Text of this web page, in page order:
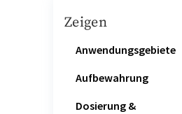
Zeigen
Anwendungsgebiete
Aufbewahrung
Dosierung &